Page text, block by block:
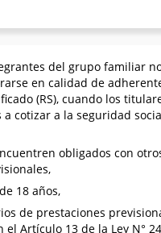
del grupo familiar
en calidad de
(RS), cuando los
a cotizar a la seguridad
obligados con
18 años,
de prestaciones
el Artículo 13 de la Ley N°